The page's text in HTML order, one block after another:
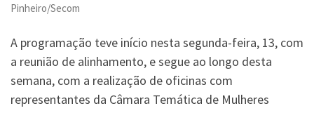
Pinheiro/Secom
A programação teve início nesta segunda-feira, 13, com
a reunião de alinhamento, e segue ao longo desta
semana, com a realização de oficinas com
representantes da Câmara Temática de Mulheres